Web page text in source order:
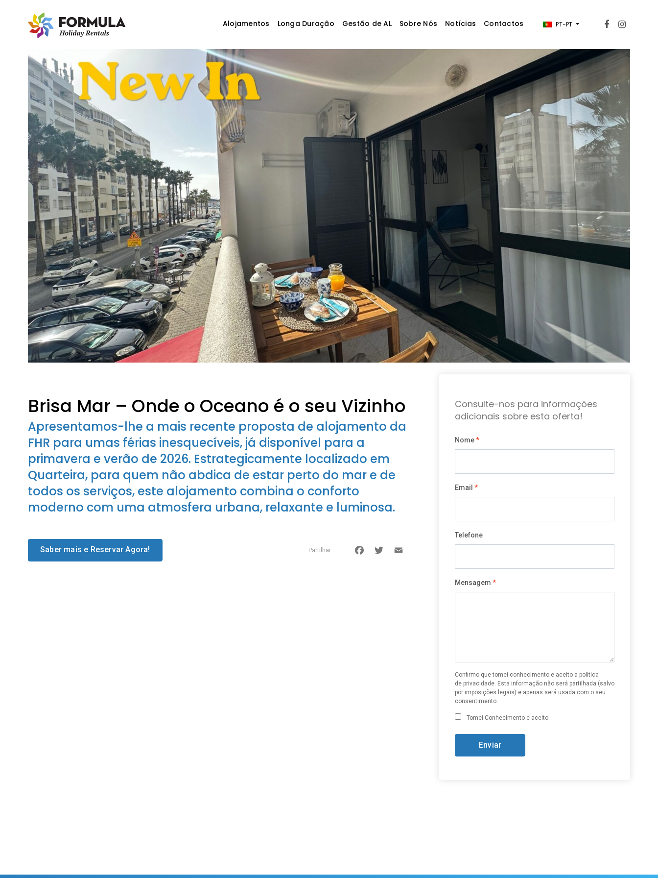
Alojamentos Longa Duração Gestão de AL Sobre Nós Notícias Contactos PT-PT
Brisa Mar – Onde o Oceano é o seu Vizinho
Apresentamos-lhe a mais recente proposta de alojamento da
FHR para umas férias inesquecíveis, já disponível para a
primavera e verão de 2026. Estrategicamente localizado em
Quarteira, para quem não abdica de estar perto do mar e de
todos os serviços, este alojamento combina o conforto
moderno com uma atmosfera urbana, relaxante e luminosa.
Saber mais e Reservar Agora! PartilharFacebook
Twitter
Email
Consulte-nos para informações
adicionais sobre esta oferta!
Nome*
Email *
Telefone
Mensagem *
Confirmo que tomei conhecimento e aceito a política
de privacidade. Esta informação não será partilhada (salvo
por imposições legais) e apenas será usada com o seu
consentimento.
Tomei Conhecimento e aceito.